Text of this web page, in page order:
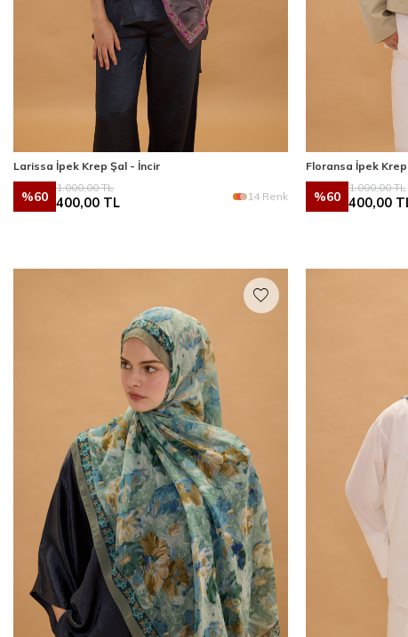
Larissa İpek Krep Şal - İncir
%60
1.000,00TL
400,00 TL 14 Renk
Floransa İpek
%60
1.000,00TL
400,00